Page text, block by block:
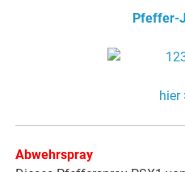
Pfeffer-
hier
Abwehrspray